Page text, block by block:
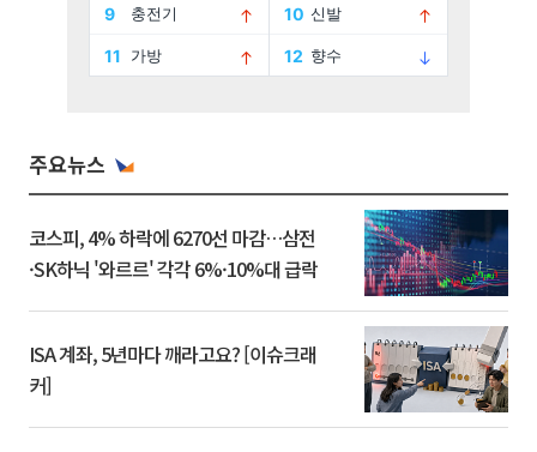
주요뉴스
코스피, 4% 하락에 6270선 마감…삼전
·SK하닉 '와르르' 각각 6%·10%대 급락
ISA 계좌, 5년마다 깨라고요? [이슈크래
커]